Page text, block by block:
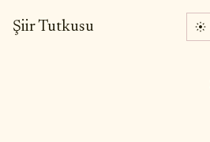
Şiir Tutkusu